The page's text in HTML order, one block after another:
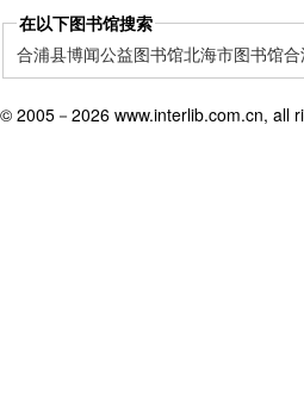
在以下图书馆搜索
合浦县博闻公益图书馆北海市图书馆合
© 2005－ 2026 www.interlib.com.cn, all